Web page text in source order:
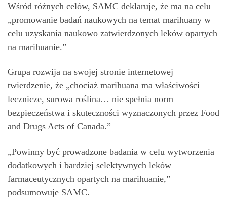
Wśród różnych celów, SAMC deklaruje, że ma na celu
„promowanie badań naukowych na temat marihuany w
celu uzyskania naukowo zatwierdzonych leków opartych
na marihuanie.”
Grupa rozwija na swojej stronie internetowej
twierdzenie, że „chociaż marihuana ma właściwości
lecznicze, surowa roślina… nie spełnia norm
bezpieczeństwa i skuteczności wyznaczonych przez Food
and Drugs Acts of Canada.”
„Powinny być prowadzone badania w celu wytworzenia
dodatkowych i bardziej selektywnych leków
farmaceutycznych opartych na marihuanie,”
podsumowuje SAMC.